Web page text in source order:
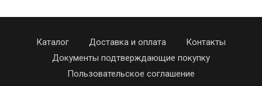
Каталог Доставка и оплата
Контакты
Документы подтверждающие покупку
Пользовательское соглашение